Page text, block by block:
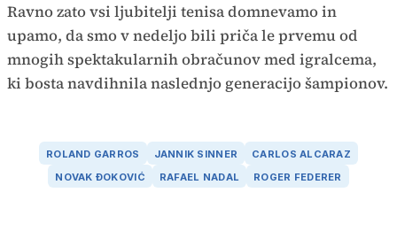
Ravno zato vsi ljubitelji tenisa domnevamo in
upamo, da smo v nedeljo bili priča le prvemu od
mnogih spektakularnih obračunov med igralcema,
ki bosta navdihnila naslednjo generacijo šampionov.
ROLAND GARROS JANNIK SINNER
CARLOS ALCARAZ
NOVAK ĐOKOVIĆ
RAFAEL NADAL ROGER FEDERER